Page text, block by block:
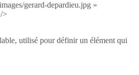
gerard-depardieu.jpg »
>
utilisé pour définir un élément qui